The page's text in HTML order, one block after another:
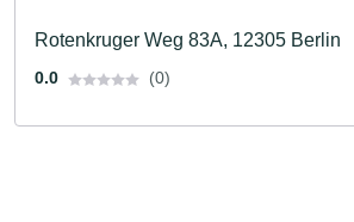
Rotenkruger Weg 83A, 12305 Berlin
0.0 (0)